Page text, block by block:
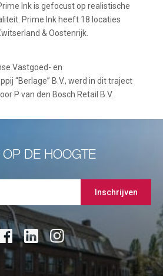
Ink is gefocust op realistische
Prime Ink heeft 18 locaties
& Oostenrijk.
Vastgoed- en
“Berlage” B.V., werd in dit traject
P van den Bosch Retail B.V.
OP DE HOOGTE
Inschrijven